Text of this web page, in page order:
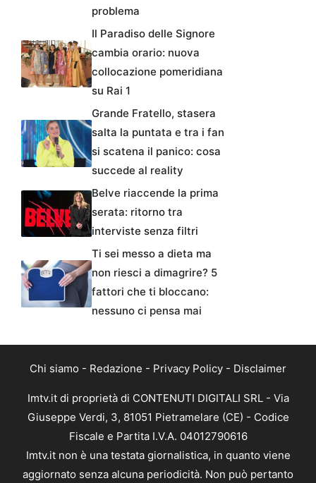
problema
Il Paradiso delle Signore
cambia orario: nuova
collocazione pomeridiana
su Rai 1
Grande Fratello, stasera
salta la puntata e tra i fan
si scatena il panico: cosa
succede al reality
Belve riaccende la prima
serata: ritorno tra
interviste senza filtri
Ti sei messo a dieta ma
non riesci a dimagrire? 5
fattori che ti bloccano:
nessuno ci pensa mai
Chi siamo - Redazione - Privacy Policy - Disclaimer
Imtv.it di proprietà di CONTENUTI DIGITALI SRL - Via
Giuseppe Verdi, 3, 81051 Pietramelare (CE) - Codice
Fiscale e Partita I.V.A. 04012790616
Imtv.it non è una testata giornalistica, in quanto viene
aggiornato senza alcuna periodicità. Non può pertanto